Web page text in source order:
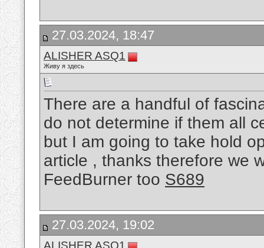
27.03.2024, 18:47
ALISHER ASQ1
Живу я здесь
There are a handful of
do not determine if them all
but I am going to take hold
article , thanks therefore we
FeedBurner too S689
27.03.2024, 19:02
ALISHER ASQ1